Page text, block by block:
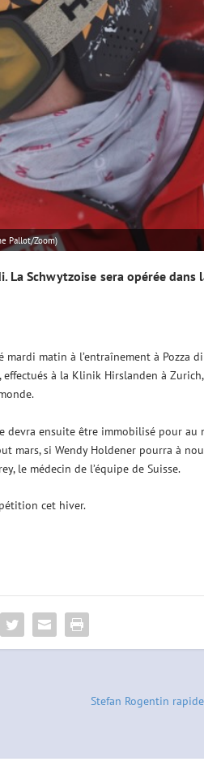
Pallot/Zoom)
Schwytzoise sera opérée dans
matin à l’entraînement à Pozza
à la Klinik Hirslanden à
devra ensuite être immobilisé pour au
mars, si Wendy Holdener pourra à
le médecin de l’équipe de Suisse.
cet hiver.
Stefan Rogentin